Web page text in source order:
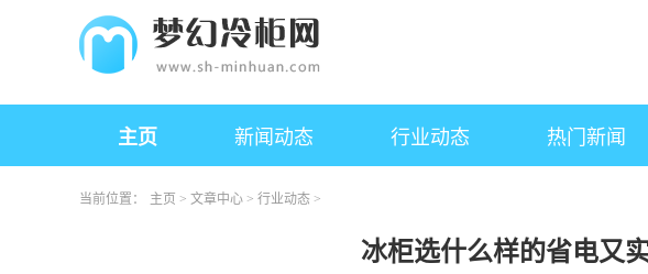
主页 新闻动态 行业动态 热门新闻
当前位置： 主页 > 文章中心 > 行业动态 >
冰柜选什么样的省电又